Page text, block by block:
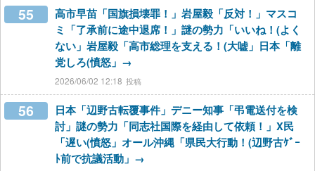
55
高市早苗「国旗損壊罪！」岩屋毅「反対！」マスコ
ミ「了承前に途中退席！」謎の勢力「いいね！(よく
ない」岩屋毅「高市総理を支える！(大嘘」日本「離
党しろ(憤怒」→
2026/06/02 12:18
56
日本「辺野古転覆事件」デニー知事「弔電送付を検
討」謎の勢力「同志社国際を経由して依頼！」X民
「遅い(憤怒」オール沖縄「県民大行動！(辺野古ｹﾞｰ
ﾄ前で抗議活動」→